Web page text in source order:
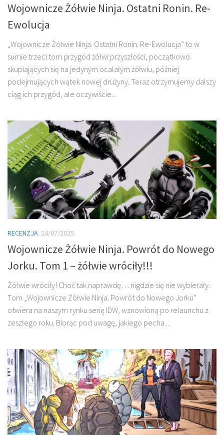
Wojownicze Żółwie Ninja. Ostatni Ronin. Re-
Ewolucja
„Wojownicze Żółwie Ninja. Ostatni Ronin. Re-Ewolucja” to w
sumie trzeci tom przygód żółwi przyszłości, początkowo
skupiających się na jedynym ocalałym żółwiu, później
podejmujących wątek nowej drużyny. Teraz otrzymujemy dalszy
ciąg ich przygód, ale oczywiście...
RECENZJA 24/07/2025
Wojownicze Żółwie Ninja. Powrót do Nowego
Jorku. Tom 1 – żółwie wróciły!!!
Żółwie wróciły! Choć tak naprawdę… nigdzie się nie wybierały.
Tom „Wojownicze Żółwie Ninja. Powrót do Nowego Jorku”
otwiera na naszym rynku serię IDW, wznowioną po relaunchu z
zeszłego roku. Biorąc pod uwagę, jakiego pecha...